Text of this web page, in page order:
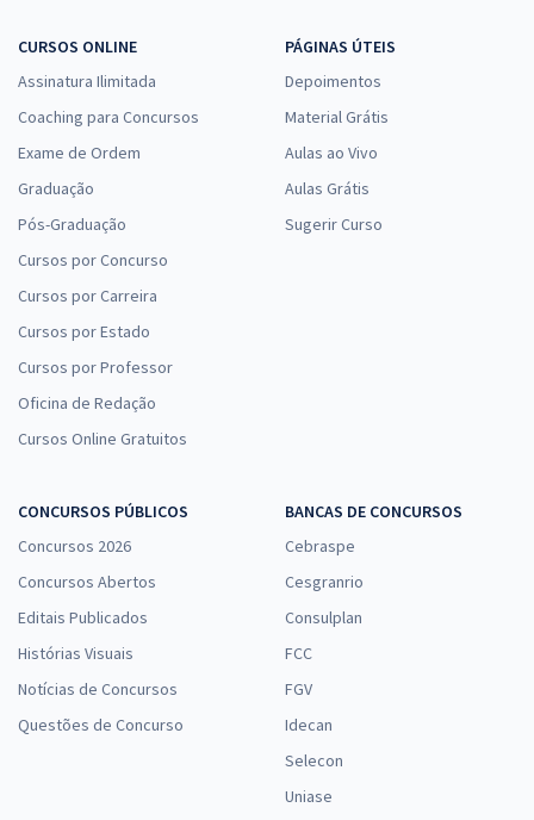
CURSOS ONLINE
Assinatura Ilimitada
Coaching para Concursos
Exame de Ordem
Graduação
Pós-Graduação
Cursos por Concurso
Cursos por Carreira
Cursos por Estado
Cursos por Professor
Oficina de Redação
Cursos Online Gratuitos
PÁGINAS ÚTEIS
Depoimentos
Material Grátis
Aulas ao Vivo
Aulas Grátis
Sugerir Curso
CONCURSOS PÚBLICOS
Concursos 2026
Concursos Abertos
Editais Publicados
Histórias Visuais
Notícias de Concursos
Questões de Concurso
BANCAS DE CONCURSOS
Cebraspe
Cesgranrio
Consulplan
FCC
FGV
Idecan
Selecon
Uniase